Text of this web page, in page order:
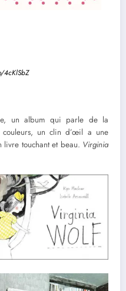
4cKlSbZ
un album qui parle de la
couleurs, un clin d’œil a une
touchant et beau. Virginia